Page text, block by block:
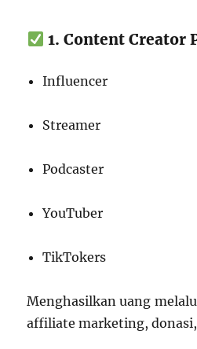
1. Content Creator
Influencer
Streamer
Podcaster
YouTuber
TikTokers
Menghasilkan uang
affiliate marketing,